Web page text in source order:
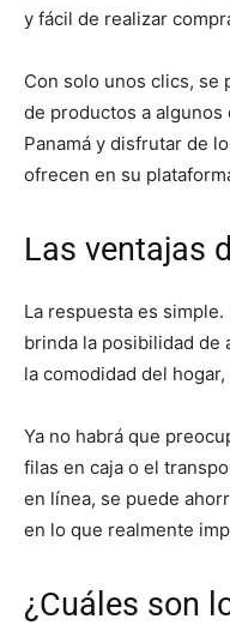
y fácil de realizar
Con solo unos clics, se
de productos a algunos
Panamá y disfrutar de
ofrecen en su
Las ventajas
La respuesta es simple.
brinda la posibilidad de
la comodidad del
Ya no habrá que
filas en caja o el
en línea, se puede
en lo que realmente
¿Cuáles son